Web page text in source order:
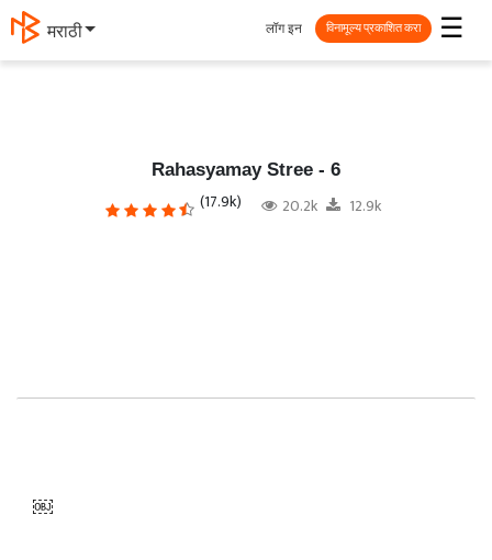
தமிழ் ☰
लॉग इन विनामूल्य प्रकाशित करा
Rahasyamay Stree - 6
(17.9k) 20.2k 12.9k
￼